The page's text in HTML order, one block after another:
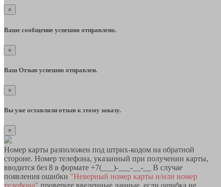
×
Ваше сообщение успешно отправлено.
×
Ваш Отзыв успешно отправлен.
×
Вы уже оставляли отзыв к этому заказу.
×
Номер карты разположен под штрих-кодом на обратной
стороне. Номер телефона, указанный при получении карты,
вводится без 8 в формате +7(___)-___-__-__ В случае
появления ошибки "Неверный номер карты и/или номер